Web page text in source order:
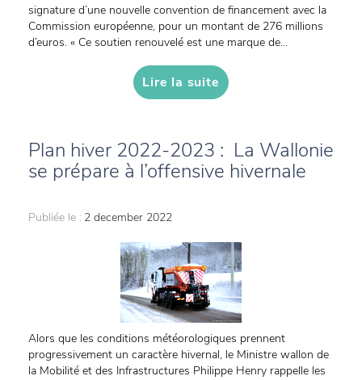
signature d’une nouvelle convention de financement avec la
Commission européenne, pour un montant de 276 millions
d’euros. « Ce soutien renouvelé est une marque de...
Lire la suite
Plan hiver 2022-2023 : La Wallonie
se prépare à l’offensive hivernale
Publiée le : 2 december 2022
Alors que les conditions météorologiques prennent
progressivement un caractère hivernal, le Ministre wallon de
la Mobilité et des Infrastructures Philippe Henry rappelle les